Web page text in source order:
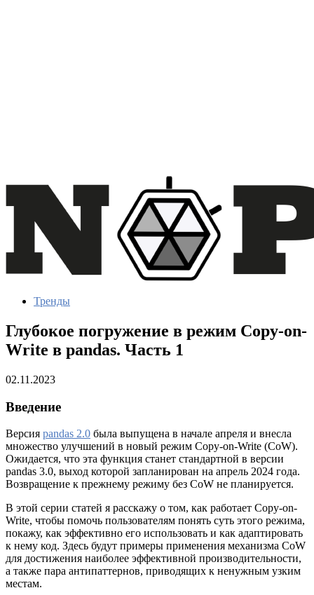
Тренды
Глубокое погружение в режим Copy-on-
Write в pandas. Часть 1
02.11.2023
Введение
Версия pandas 2.0 была выпущена в начале апреля и внесла
множество улучшений в новый режим Copy-on-Write (CoW).
Ожидается, что эта функция станет стандартной в версии
pandas 3.0, выход которой запланирован на апрель 2024 года.
Возвращение к прежнему режиму без CoW не планируется.
В этой серии статей я расскажу о том, как работает Copy-on-
Write, чтобы помочь пользователям понять суть этого режима,
покажу, как эффективно его использовать и как адаптировать
к нему код. Здесь будут примеры применения механизма CoW
для достижения наиболее эффективной производительности,
а также пара антипаттернов, приводящих к ненужным узким
местам.